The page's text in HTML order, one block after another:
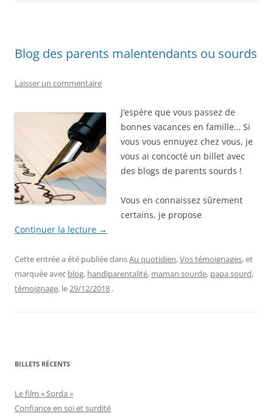
Blog des parents malentendants ou sourds
Laisser un commentaire
J’espère que vous passez de
bonnes vacances en famille… Si
vous vous ennuyez chez vous, je
vous ai concocté un billet avec
des blogs de parents sourds !
Vous en connaissez sûrement
certains, je propose
Continuer la lecture →
Cette entrée a été publiée dansAu quotidien,Vos témoignages, et
marquée avec blog, handiparentalité, maman sourde, papa sourd,
témoignage, le29/12/2018 .
BILLETS RÉCENTS
Le film « Sorda »
Confiance en soi et surdité